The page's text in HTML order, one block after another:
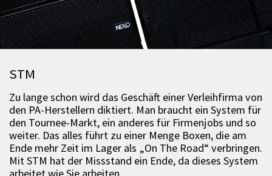
STM
Zu lange schon wird das Geschäft einer Verleihfirma von
den PA-Herstellern diktiert. Man braucht ein System für
den Tournee-Markt, ein anderes für Firmenjobs und so
weiter. Das alles führt zu einer Menge Boxen, die am
Ende mehr Zeit im Lager als „On The Road“ verbringen.
Mit STM hat der Missstand ein Ende, da dieses System